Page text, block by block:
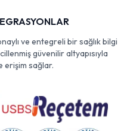
ve entegreli bir sağlık bilgi
güvenilir altyapısıyla
erişim sağlar.